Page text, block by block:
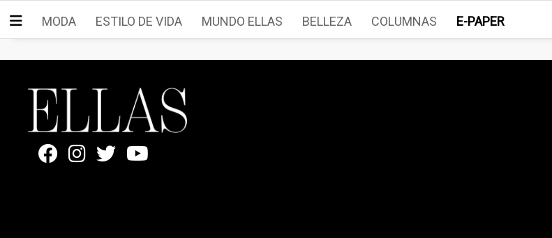
MODA ESTILO DE VIDA MUNDO ELLAS BELLEZA COLUMNAS E-PAPER